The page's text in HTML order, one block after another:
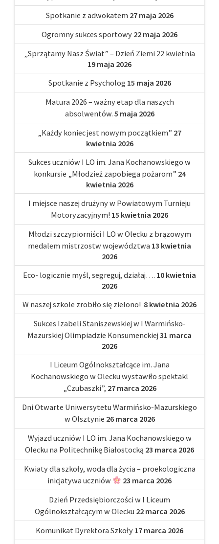
Spotkanie z adwokatem 27 maja 2026
Ogromny sukces sportowy 22 maja 2026
„Sprzątamy Nasz Świat” – Dzień Ziemi 22 kwietnia
19 maja 2026
Spotkanie z Psycholog 15 maja 2026
Matura 2026 – ważny etap dla naszych
absolwentów. 5 maja 2026
„Każdy koniec jest nowym początkiem” 27
kwietnia 2026
Sukces uczniów I LO im. Jana Kochanowskiego w
konkursie „Młodzież zapobiega pożarom” 24
kwietnia 2026
I miejsce naszej drużyny w Powiatowym Turnieju
Motoryzacyjnym! 15 kwietnia 2026
Młodzi szczypiorniści I LO w Olecku z brązowym
medalem mistrzostw województwa 13 kwietnia
2026
Eco- logicznie myśl, segreguj, działaj…. 10 kwietnia
2026
W naszej szkole zrobiło się zielono! 8 kwietnia 2026
Sukces Izabeli Staniszewskiej w I Warmińsko-
Mazurskiej Olimpiadzie Konsumenckiej 31 marca
2026
I Liceum Ogólnokształcące im. Jana
Kochanowskiego w Olecku wystawiło spektakl
„Czubaszki”, 27 marca 2026
Dni Otwarte Uniwersytetu Warmińsko-Mazurskiego
w Olsztynie 26 marca 2026
Wyjazd uczniów I LO im. Jana Kochanowskiego w
Olecku na Politechnikę Białostocką 23 marca 2026
Kwiaty dla szkoły, woda dla życia – proekologiczna
inicjatywa uczniów
23 marca 2026
Dzień Przedsiębiorczości w I Liceum
Ogólnokształcącym w Olecku 22 marca 2026
Komunikat Dyrektora Szkoły 17 marca 2026